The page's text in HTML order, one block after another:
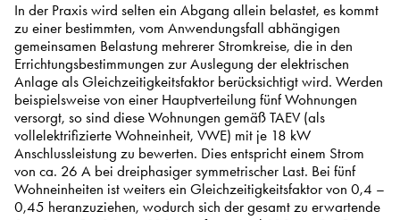
In der Praxis wird selten ein Abgang allein belastet, es kommt
zu einer bestimmten, vom Anwendungsfall abhängigen
gemeinsamen Belastung mehrerer Stromkreise, die in den
Errichtungsbestimmungen zur Auslegung der elektrischen
Anlage als Gleichzeitigkeitsfaktor berücksichtigt wird. Werden
beispielsweise von einer Hauptverteilung fünf Wohnungen
versorgt, so sind diese Wohnungen gemäß TAEV (als
vollelektrifizierte Wohneinheit, VWE) mit je 18 kW
Anschlussleistung zu bewerten. Dies entspricht einem Strom
von ca. 26 A bei dreiphasiger symmetrischer Last. Bei fünf
Wohneinheiten ist weiters ein Gleichzeitigkeitsfaktor von 0,4 –
0,45 heranzuziehen, wodurch sich der gesamt zu erwartende